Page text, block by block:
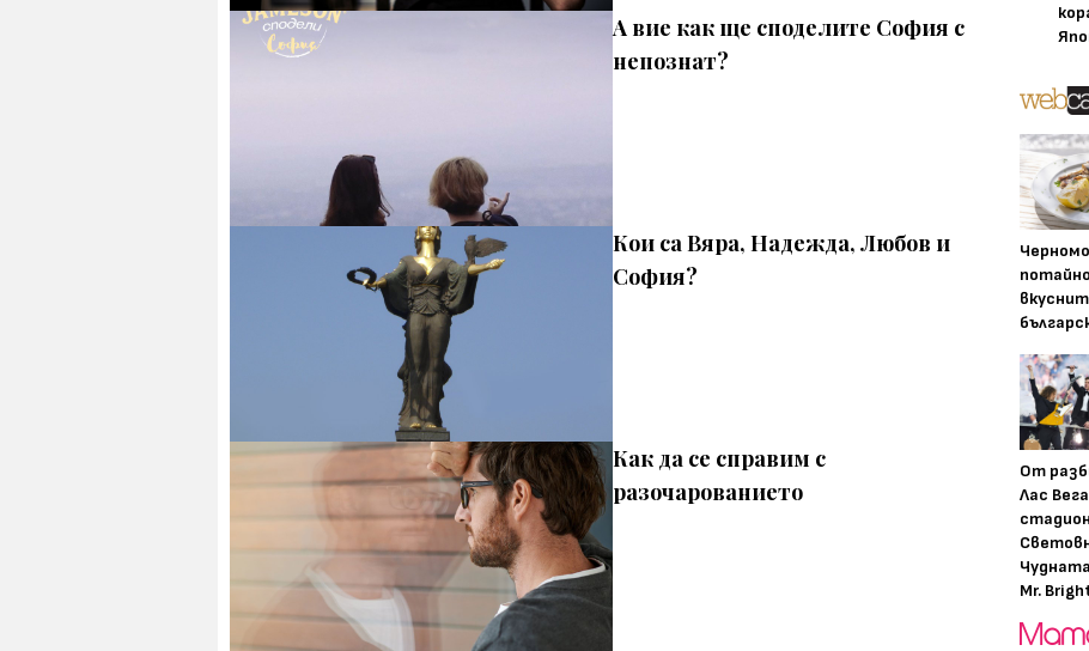
А вие как ще споделите София с
непознат?
Кои са Вяра, Надежда, Любов и
София?
Как да се справим с
разочарованието
От
Лас
Mr.